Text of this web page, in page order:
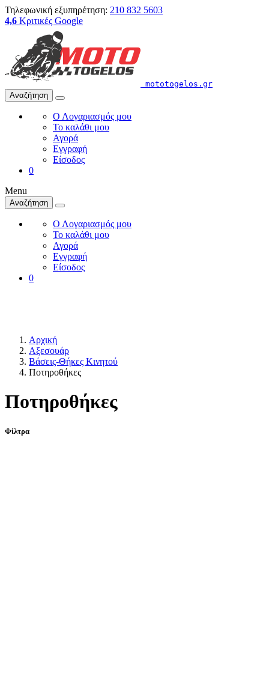
Τηλεφωνική εξυπηρέτηση: 210 832 5603
4,6 Κριτικές Google
mototogelos.gr
Αναζήτηση
Ο Λογαριασμός μου
Το καλάθι μου
Αγορά
Εγγραφή
Είσοδος
0
Menu
Αναζήτηση
Ο Λογαριασμός μου
Το καλάθι μου
Αγορά
Εγγραφή
Είσοδος
0
Αρχική
Αξεσουάρ
Βάσεις-Θήκες Κινητού
Ποτηροθήκες
Ποτηροθήκες
Φίλτρα